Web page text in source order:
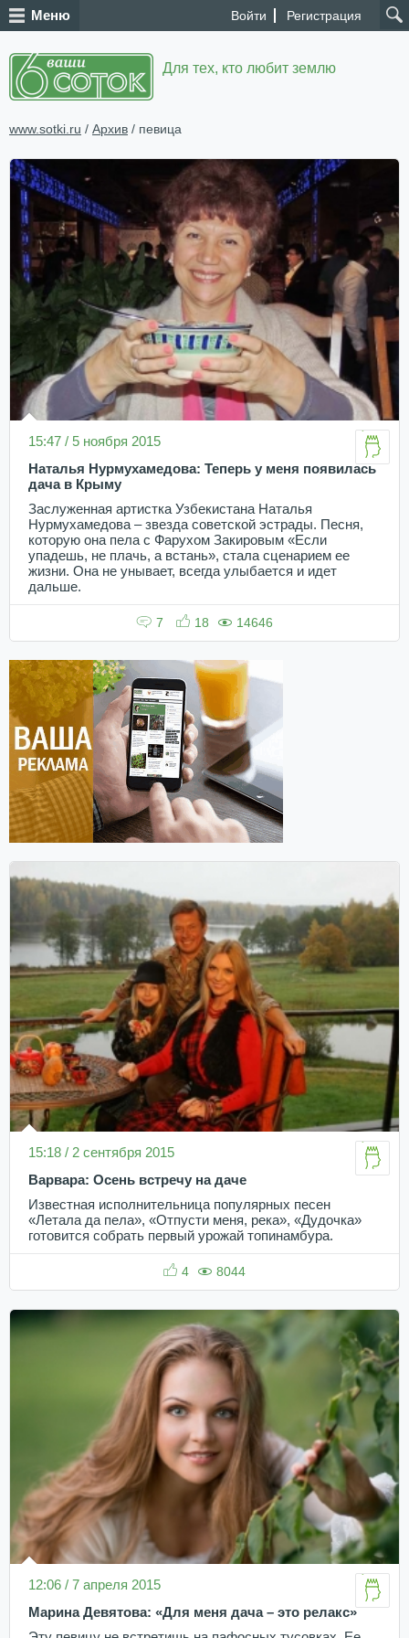
Войти Регистрация
Меню
Для тех, кто любит землю
www.sotki.ru / Архив / певица
15:47 / 5 ноября 2015
Наталья Нурмухамедова: Теперь у меня появилась
дача в Крыму
Заслуженная артистка Узбекистана Наталья
Нурмухамедова – звезда советской эстрады. Песня,
которую она пела с Фарухом Закировым «Если
упадешь, не плачь, а встань», стала сценарием ее
жизни. Она не унывает, всегда улыбается и идет
дальше.
7 18 14646
15:18 / 2 сентября 2015
Варвара: Осень встречу на даче
Известная исполнительница популярных песен
«Летала да пела», «Отпусти меня, река», «Дудочка»
готовится собрать первый урожай топинамбура.
4 8044
12:06 / 7 апреля 2015
Марина Девятова: «Для меня дача – это релакс»